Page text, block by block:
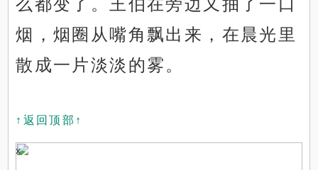
么都变了。王伯在旁边又抽了一口
烟，烟圈从嘴角飘出来，在晨光里
散成一片淡淡的雾。
↑返回顶部↑
x